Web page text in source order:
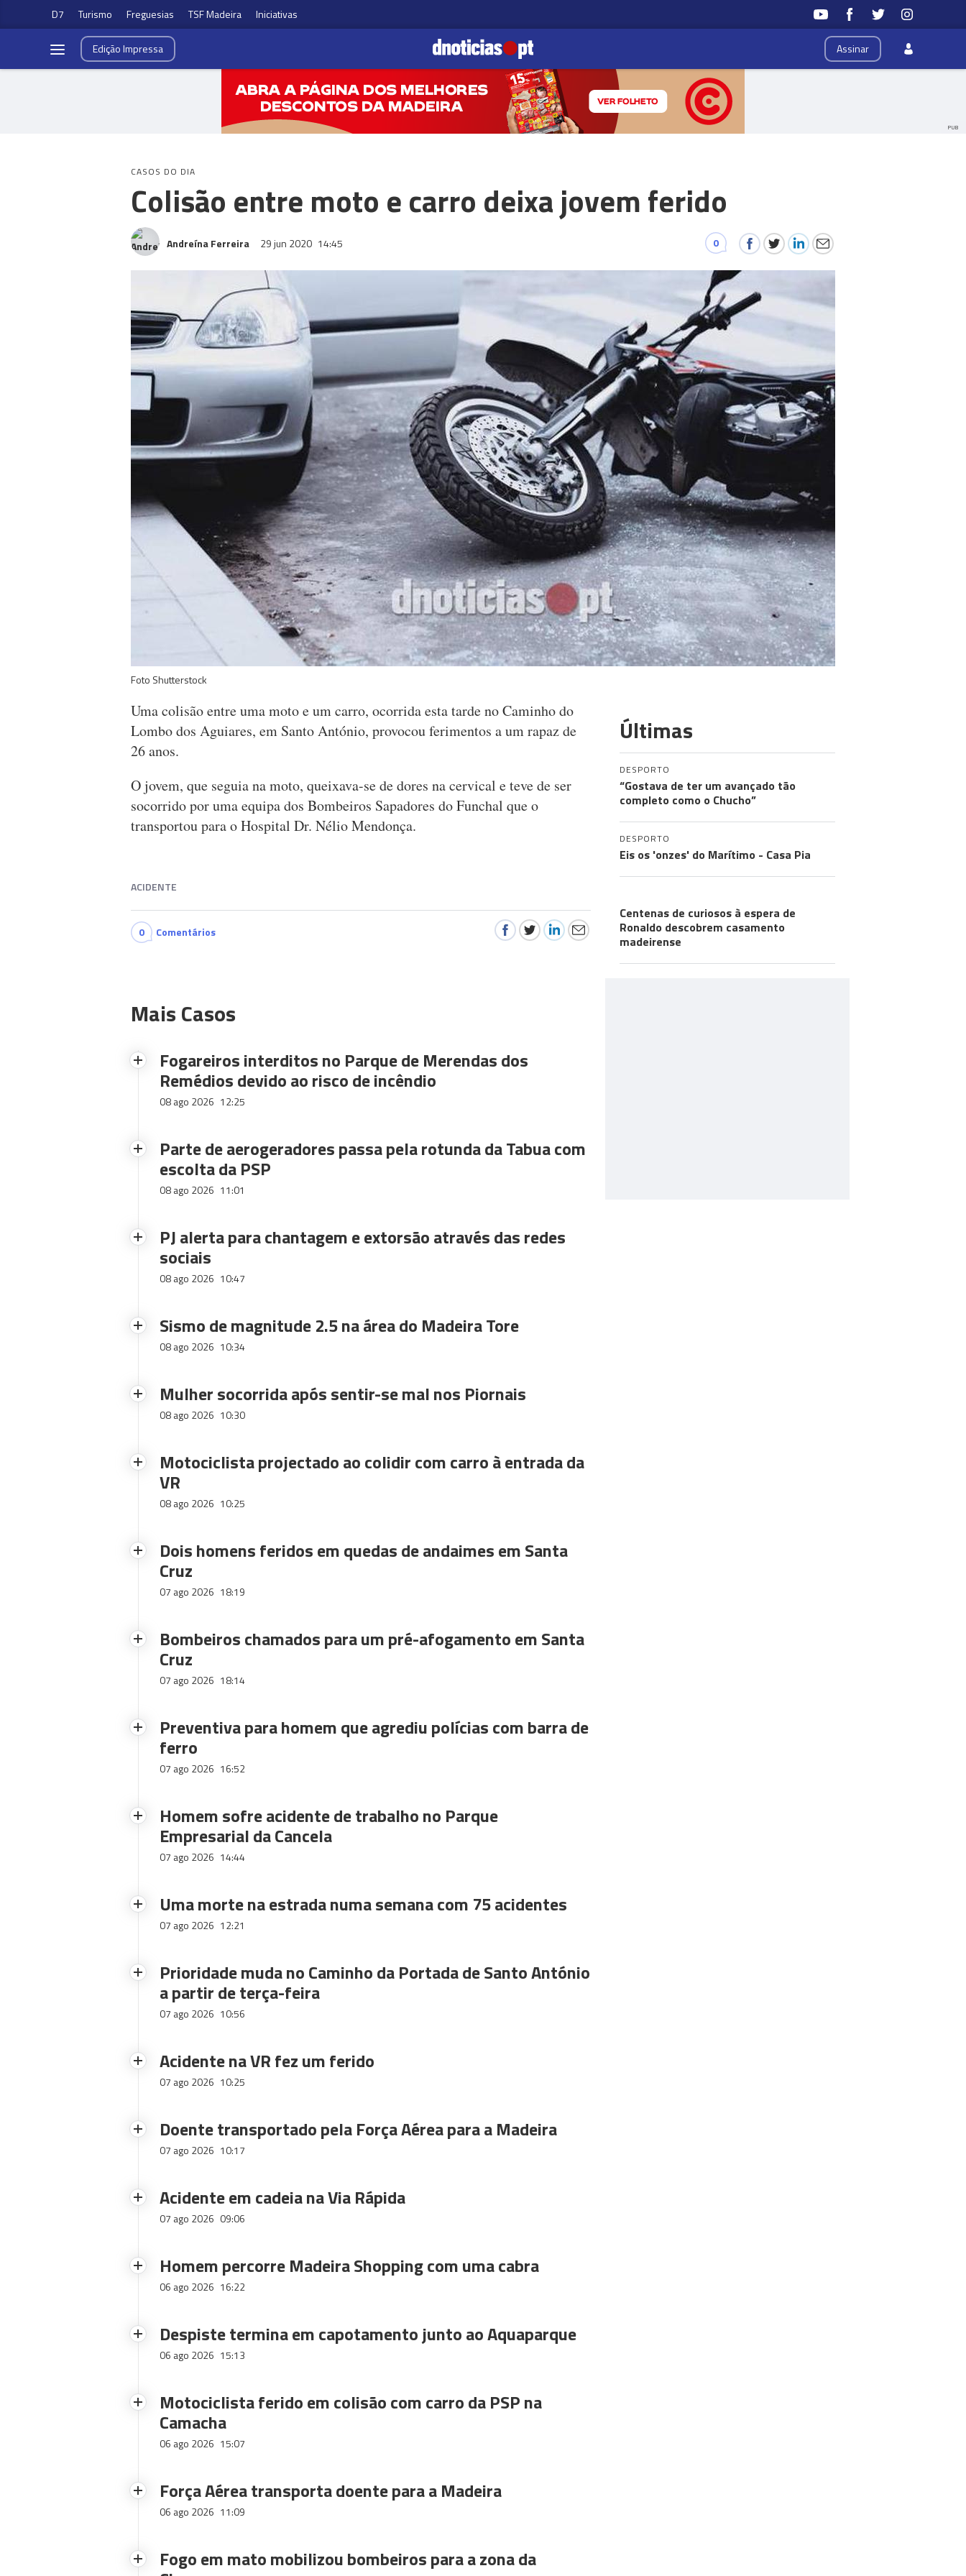
D7 Turismo Freguesias TSF Madeira Iniciativas
Assinar
EdiçãoImpressa
PUB
CASOS DO DIA
Colisão entre moto e carro deixa jovem ferido
Andreína Ferreira 29 jun 2020 14:45 0
Foto Shutterstock
Uma colisão entre uma moto e um carro, ocorrida esta tarde no Caminho do
Lombo dos Aguiares, em Santo António, provocou ferimentos a um rapaz de
26 anos.
O jovem, que seguia na moto, queixava-se de dores na cervical e teve de ser
socorrido por uma equipa dos Bombeiros Sapadores do Funchal que o
transportou para o Hospital Dr. Nélio Mendonça.
ACIDENTE
0 Comentários
Mais Casos
Fogareiros interditos no Parque de Merendas dos
Remédios devido ao risco de incêndio
08 ago 2026 12:25
Parte de aerogeradores passa pela rotunda da Tabua com
escolta da PSP
08 ago 2026 11:01
PJ alerta para chantagem e extorsão através das redes
sociais
08 ago 2026 10:47
Sismo de magnitude 2.5 na área do Madeira Tore
08 ago 2026 10:34
Mulher socorrida após sentir-se mal nos Piornais
08 ago 2026 10:30
Motociclista projectado ao colidir com carro à entrada da
VR
08 ago 2026 10:25
Dois homens feridos em quedas de andaimes em Santa
Cruz
07 ago 2026 18:19
Bombeiros chamados para um pré-afogamento em Santa
Cruz
07 ago 2026 18:14
Preventiva para homem que agrediu polícias com barra de
ferro
07 ago 2026 16:52
Homem sofre acidente de trabalho no Parque
Empresarial da Cancela
07 ago 2026 14:44
Uma morte na estrada numa semana com 75 acidentes
07 ago 2026 12:21
Prioridade muda no Caminho da Portada de Santo António
a partir de terça-feira
07 ago 2026 10:56
Acidente na VR fez um ferido
07 ago 2026 10:25
Doente transportado pela Força Aérea para a Madeira
07 ago 2026 10:17
Acidente em cadeia na Via Rápida
07 ago 2026 09:06
Homem percorre Madeira Shopping com uma cabra
06 ago 2026 16:22
Despiste termina em capotamento junto ao Aquaparque
06 ago 2026 15:13
Motociclista ferido em colisão com carro da PSP na
Camacha
06 ago 2026 15:07
Força Aérea transporta doente para a Madeira
06 ago 2026 11:09
Fogo em mato mobilizou bombeiros para a zona da
Últimas
DESPORTO
“Gostava de ter um avançado tão
completo como o Chucho”
DESPORTO
Eis os 'onzes' do Marítimo - Casa Pia
Centenas de curiosos à espera de
Ronaldo descobrem casamento
madeirense